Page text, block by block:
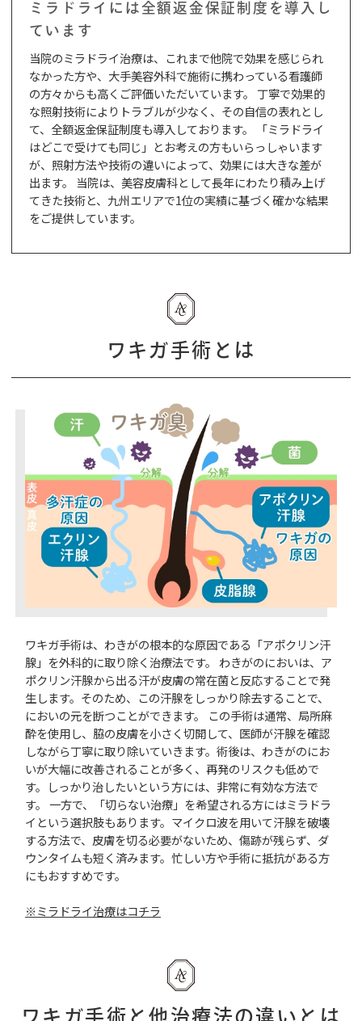
ミラドライには全額返金保証制度を導入し
ています
当院のミラドライ治療は、これまで他院で効果を感じられ
なかった方や、大手美容外科で施術に携わっている看護師
の方々からも高くご評価いただいています。 丁寧で効果的
な照射技術によりトラブルが少なく、その自信の表れとし
て、全額返金保証制度も導入しております。 「ミラドライ
はどこで受けても同じ」とお考えの方もいらっしゃいます
が、照射方法や技術の違いによって、効果には大きな差が
出ます。 当院は、美容皮膚科として長年にわたり積み上げ
てきた技術と、九州エリアで1位の実績に基づく確かな結果
をご提供しています。
ワキガ手術とは
ワキガ手術は、わきがの根本的な原因である「アポクリン汗
腺」を外科的に取り除く治療法です。 わきがのにおいは、ア
ポクリン汗腺から出る汗が皮膚の常在菌と反応することで発
生します。そのため、この汗腺をしっかり除去することで、
においの元を断つことができます。 この手術は通常、局所麻
酔を使用し、脇の皮膚を小さく切開して、医師が汗腺を確認
しながら丁寧に取り除いていきます。術後は、わきがのにお
いが大幅に改善されることが多く、再発のリスクも低めで
す。しっかり治したいという方には、非常に有効な方法で
す。 一方で、「切らない治療」を希望される方にはミラドラ
イという選択肢もあります。マイクロ波を用いて汗腺を破壊
する方法で、皮膚を切る必要がないため、傷跡が残らず、ダ
ウンタイムも短く済みます。忙しい方や手術に抵抗がある方
にもおすすめです。
※ミラドライ治療はコチラ
ワキガ手術と他治療法の違いとは